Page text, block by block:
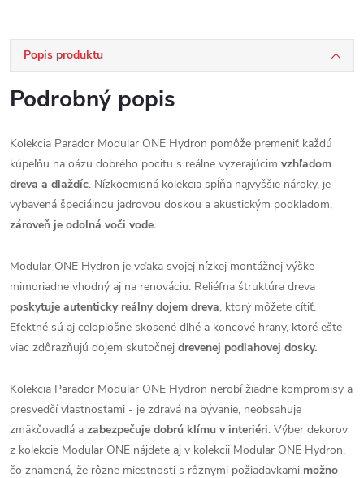
Popis produktu
Podrobný popis
Kolekcia Parador Modular ONE Hydron pomôže premeniť každú
kúpeľňu na oázu dobrého pocitu s reálne vyzerajúcim vzhľadom
dreva a dlaždíc. Nízkoemisná kolekcia spĺňa najvyššie nároky, je
vybavená špeciálnou jadrovou doskou a akustickým podkladom,
zároveň je odolná voči vode.
Modular ONE Hydron je vďaka svojej nízkej montážnej výške
mimoriadne vhodný aj na renováciu. Reliéfna štruktúra dreva
poskytuje autenticky reálny dojem dreva, ktorý môžete cítiť.
Efektné sú aj celoplošne skosené dlhé a koncové hrany, ktoré ešte
viac zdôrazňujú dojem skutočnej drevenej podlahovej dosky.
Kolekcia Parador Modular ONE Hydron nerobí žiadne kompromisy a
presvedčí vlastnosťami - je zdravá na bývanie, neobsahuje
zmäkčovadlá a zabezpečuje dobrú klímu v interiéri. Výber dekorov
z kolekcie Modular ONE nájdete aj v kolekcii Modular ONE Hydron,
čo znamená, že rôzne miestnosti s rôznymi požiadavkami možno